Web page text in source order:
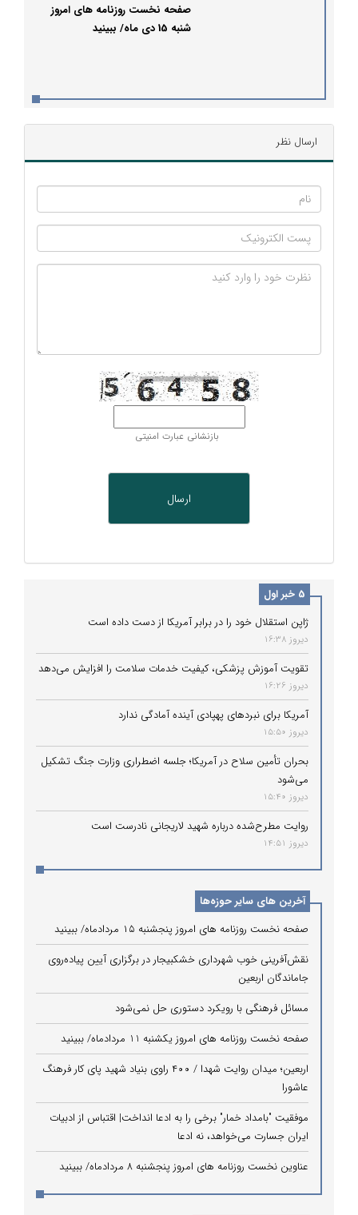
صفحه نخست روزنامه های امروز
شنبه 15 دی ماه/ ببینید
ارسال نظر
بازنشانی عبارت امنیتی
5 خبر اول
ژاپن استقلال خود را در برابر آمریکا از دست داده است
دیروز 16:38
تقویت آموزش پزشکی، کیفیت خدمات سلامت را افزایش می‌دهد
دیروز 16:26
آمریکا برای نبردهای پهپادی آینده آمادگی ندارد
دیروز 15:50
بحران تأمین سلاح در آمریکا؛ جلسه اضطراری وزارت جنگ تشکیل
می‌شود
دیروز 15:40
روایت مطرح‌شده درباره شهید لاریجانی نادرست است
دیروز 14:51
آخرین های سایر حوزه‌ها
صفحه نخست روزنامه های امروز پنجشنبه ۱۵ مردادماه/ ببینید
نقش‌آفرینی خوب شهرداری خشکبیجار در برگزاری آیین پیاده‌روی
جاماندگان اربعین
مسائل فرهنگی با رویکرد دستوری حل نمی‌شود
صفحه نخست روزنامه های امروز یکشنبه 11 مردادماه/ ببینید
اربعین؛ میدان روایت شهدا / ۴۰۰ راوی بنیاد شهید پای کار فرهنگ
عاشورا
موفقیت "بامداد خمار" برخی را به ادعا انداخت| اقتباس از ادبیات
ایران جسارت می‌خواهد، نه ادعا
عناوین نخست روزنامه های امروز پنجشنبه ۸ مردادماه/ ببینید